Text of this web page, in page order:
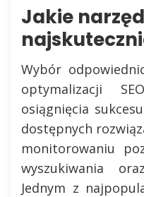
Jakie
Wybór
optymalizacji
osiągnięcia
dostępnych
monitorowaniu
wyszukiwania
Jednym z